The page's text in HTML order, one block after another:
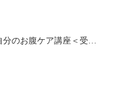
のお腹ケア講座＜受…